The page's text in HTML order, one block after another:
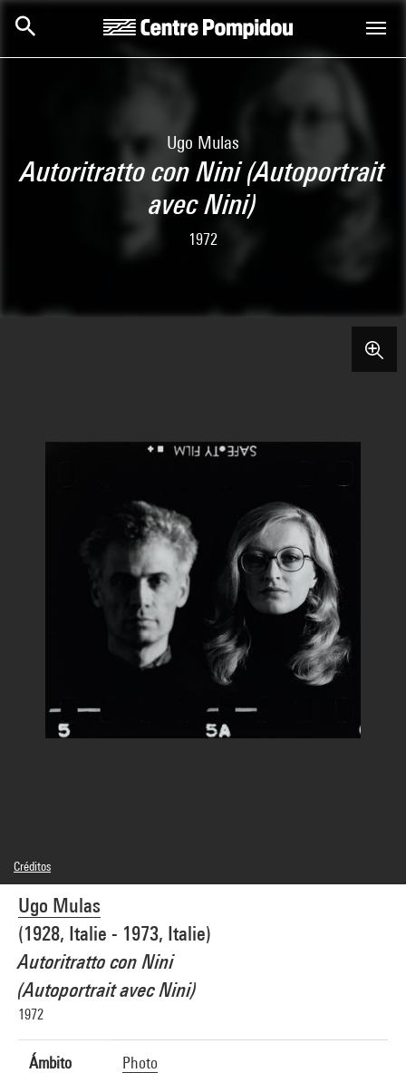
Ugo Mulas
Autoritratto con Nini (Autoportrait
avec Nini)
1972
Ugo Mulas
(1928, Italie - 1973, Italie)
Autoritratto con Nini
(Autoportrait avec Nini)
1972
Ámbito Photo
Créditos
© droits réservés
Créditos fotográficos : Centre Pompidou, MNAM-CCI/Philippe Migeat/Dist.
GrandPalaisRmn
Referencia de la imagen : 4N12426
Difusión de la imagen :GrandPalaisRmnPhoto